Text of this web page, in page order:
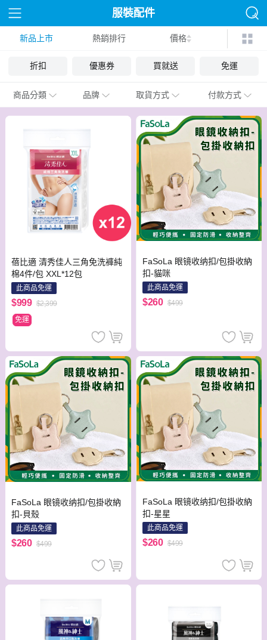
服裝配件
新品上市 熱銷排行 價格
折扣 優惠券 買就送 免運
商品分類 品牌 取貨方式 付款方式
蓓比適 清秀佳人三角免洗褲純
棉4件/包 XXL*12包
此商品免運
$999 $2,399
免運
FaSoLa 眼镜收纳扣/包掛收納
扣-貓咪
此商品免運
$260 $499
FaSoLa 眼镜收纳扣/包掛收納
扣-貝殼
此商品免運
$260 $499
FaSoLa 眼镜收纳扣/包掛收納
扣-星星
此商品免運
$260 $499